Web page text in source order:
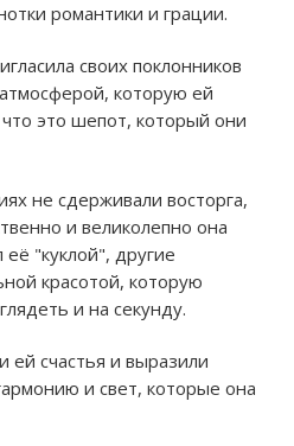
романтики и грации.
своих поклонников
которую ей
это шепот, который они
не сдерживали восторга,
и великолепно она
"куклой", другие
красотой, которую
и на секунду.
ей счастья и выразили
и свет, которые она